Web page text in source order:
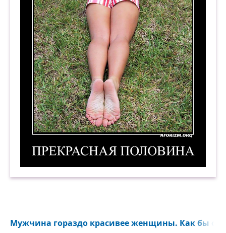
Мужчина гораздо красивее женщины. Как бы он